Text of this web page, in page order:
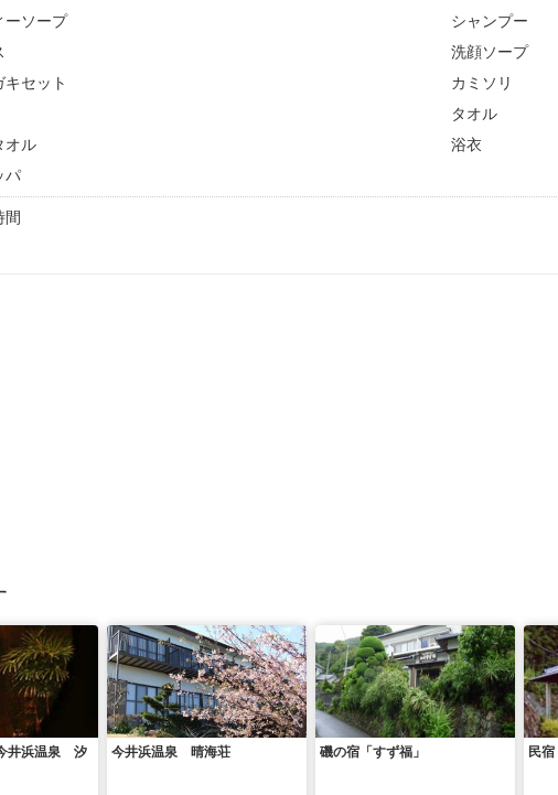
ーソープ
シャンプー
洗顔ソープ
キセット
カミソリ
タオル
オル
浴衣
パ
間
井浜温泉 汐
今井浜温泉 晴海荘 磯の宿「すず福」 民